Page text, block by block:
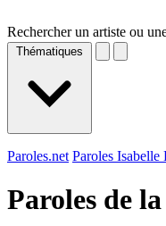
Rechercher un artiste ou
Thématiques
Paroles.net Paroles Isabelle
Paroles de